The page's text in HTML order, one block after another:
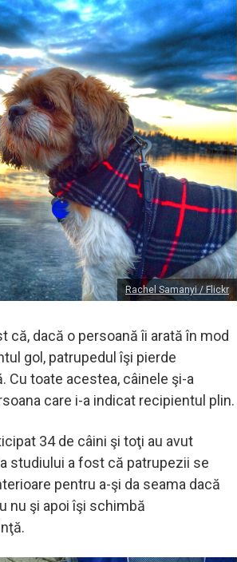
Rachel Samanyi / Flickr
că, dacă o persoană îi arată în mod
gol, patrupedul îşi pierde
Cu toate acestea, câinele şi-a
care i-a indicat recipientul plin.
34 de câini şi toţi au avut
studiului a fost că patrupezii se
pentru a-şi da seama dacă
nu şi apoi îşi schimbă